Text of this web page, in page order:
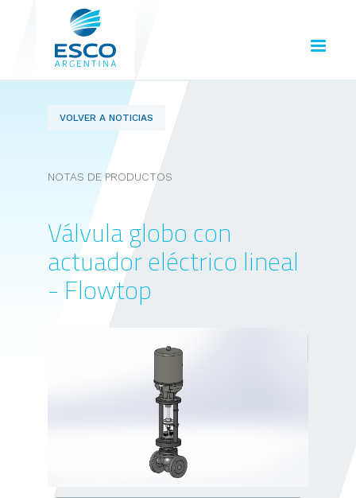
VOLVER A NOTICIAS
NOTAS DE PRODUCTOS
Válvula globo con
actuador eléctrico lineal
- Flowtop